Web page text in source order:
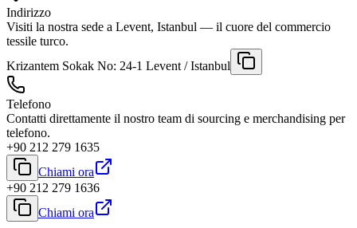
Indirizzo
Visiti la nostra sede a Levent, Istanbul — il cuore del commercio
tessile turco.
Krizantem Sokak No: 24-1 Levent / Istanbul
Telefono
Contatti direttamente il nostro team di sourcing e merchandising per
telefono.
+90 212 279 1635
Chiami ora
+90 212 279 1636
Chiami ora